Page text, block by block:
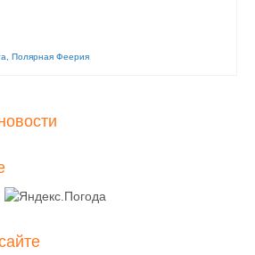
Полярная Феерия